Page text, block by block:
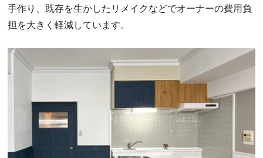
手作り、既存を生かしたリメイクなどでオーナーの費用負
担を大きく軽減しています。